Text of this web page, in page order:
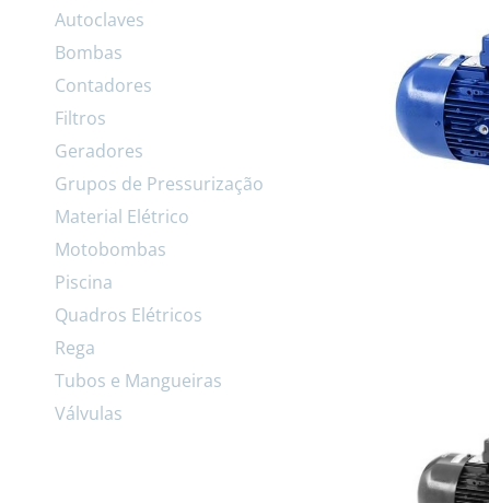
Autoclaves
Bombas
Contadores
Filtros
Geradores
Grupos de Pressurização
Material Elétrico
Motobombas
Piscina
Quadros Elétricos
Rega
Tubos e Mangueiras
Válvulas